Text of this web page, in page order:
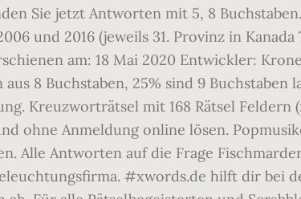
Sie jetzt Antworten mit 5, 8
und 2016 (jeweils 31. Provinz in Kanada
am: 18 Mai 2020 Entwickler:
8 Buchstaben, 25% sind 9 Buchstaben
Kreuzworträtsel mit 168 Rätsel
Anmeldung online lösen.
Alle Antworten auf die Frage
#xwords.de hilft dir bei